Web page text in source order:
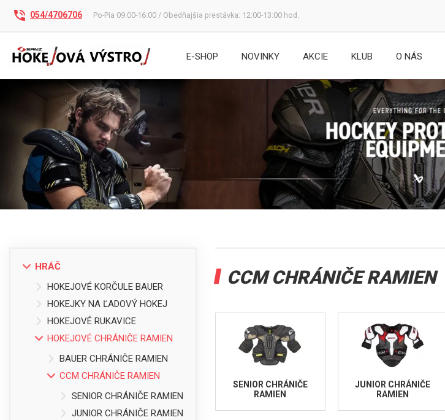
054/4706706 Po-Pia 09:00-16:00 / Obedňajšia prestávka: 12:00-13:00 hod.
E-SHOP NOVINKY AKCIE KLUB O NÁS
HRÁČ
HOKEJOVÉ KORČULE BAUER
HOKEJKY NA ĽADOVÝ HOKEJ
HOKEJOVÉ RUKAVICE
HOKEJOVÉ CHRÁNIČE RAMIEN
BAUER CHRÁNIČE RAMIEN
CCM CHRÁNIČE RAMIEN
SENIOR CHRÁNIČE RAMIEN
JUNIOR CHRÁNIČE RAMIEN
CCM CHRÁNIČE RAMIEN
SENIOR CHRÁNIČE
RAMIEN
JUNIOR CHRÁNIČE
RAMIEN